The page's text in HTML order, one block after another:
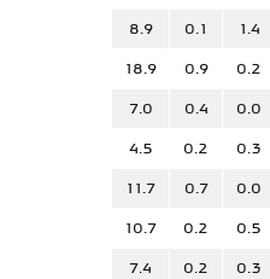
1.4
0.1
8.9
0.2
0.9
18.9
0.0
0.4
7.0
0.3
0.2
4.5
0.0
0.7
11.7
0.5
0.2
10.7
0.3
0.2
7.4